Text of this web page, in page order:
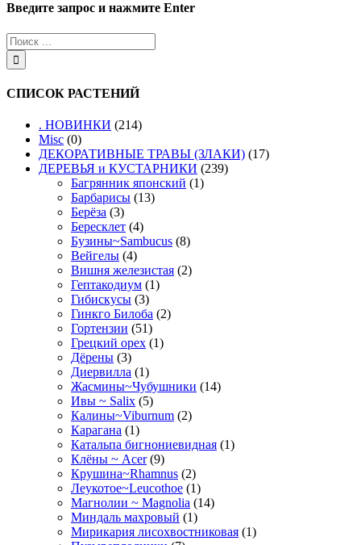
Введите запрос и нажмите Enter
СПИСОК РАСТЕНИЙ
. НОВИНКИ (214)
Misc (0)
ДЕКОРАТИВНЫЕ ТРАВЫ (ЗЛАКИ) (17)
ДЕРЕВЬЯ и КУСТАРНИКИ (239)
Багрянник японский (1)
Барбарисы (13)
Берёза (3)
Бересклет (4)
Бузины~Sambucus (8)
Вейгелы (4)
Вишня железистая (2)
Гептакодиум (1)
Гибискусы (3)
Гинкго Билоба (2)
Гортензии (51)
Грецкий орех (1)
Дёрены (3)
Диервилла (1)
Жасмины~Чубушники (14)
Ивы ~ Salix (5)
Калины~Viburnum (2)
Карагана (1)
Катальпа бигнониевидная (1)
Клёны ~ Acer (9)
Крушина~Rhamnus (2)
Леукотое~Leucothoe (1)
Магнолии ~ Magnolia (14)
Миндаль махровый (1)
Мирикария лисохвостниковая (1)